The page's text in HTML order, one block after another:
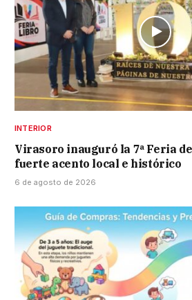
INTERIOR
Virasoro inauguró la 7ª Feria
fuerte acento local e histórico
6 de agosto de 2026